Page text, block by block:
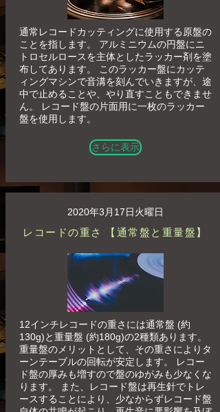
通常レコードカッティングに使用する原盤の
ことを指します。 アルミニウムの円盤にニ
トロセルロースを主体としたラッカー剤を塗
布してあります。 このラッカー盤にカッテ
ィングマシンで音溝を刻んでいきますが、途
中で止めることや、やり直すこともできませ
ん。 レコード盤の片面用に一枚のラッカー
盤を使用します。
さらに表示
2020年3月17日火曜日
レコードの重さ 【通常盤と重量盤】
12インチレコードの重さには通常盤 (約
130g)と重量盤 (約180g)の2種類あります。
重量盤のメリットとして、その重さによりタ
ーンテーブルの回転が安定します。 レコー
ド盤の厚みも増すので盤のゆがみも少なくな
ります。 また、レコード盤は再生針でトレ
ースすることにより、少なからずレコード盤